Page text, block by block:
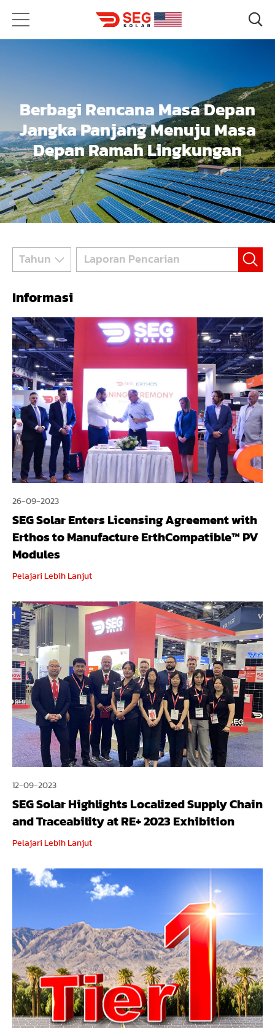
Berbagi Rencana Masa Depan
Jangka Panjang Menuju Masa
Depan Ramah Lingkungan
Informasi
26-09-2023
SEG Solar Enters Licensing Agreement with
Erthos to Manufacture ErthCompatible™ PV
Modules
Pelajari Lebih Lanjut
12-09-2023
SEG Solar Highlights Localized Supply Chain
and Traceability at RE+ 2023 Exhibition
Pelajari Lebih Lanjut